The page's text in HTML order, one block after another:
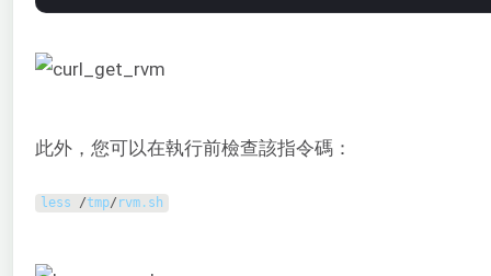
此外，您可以在執行前檢查該指令碼：
less /tmp/ rvm. sh